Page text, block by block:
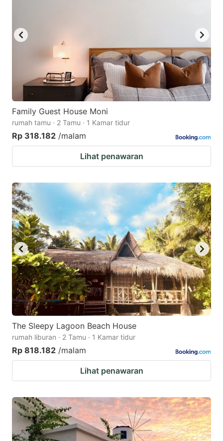
Family Guest House Moni
rumah tamu · 2 Tamu · 1 Kamar tidur
Rp 318.182 /malam
Lihat penawaran
The Sleepy Lagoon Beach House
rumah liburan · 2 Tamu · 1 Kamar tidur
Rp 818.182 /malam
Lihat penawaran